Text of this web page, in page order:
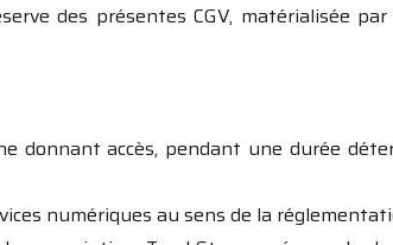
des présentes CGV, matérialisée
accès, pendant une durée
numériques au sens de la